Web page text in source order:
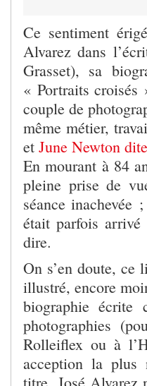
Ce sentiment
Alvarez dans
Grasset), sa
« Portraits croisés
couple de
même métier,
etJune Newton
En mourant à 84
pleine prise de
séance
était parfois
dire.
On s’en doute, ce
illustré, encore
biographie écrite
photographies
Rolleiflex ou à
acception la plus